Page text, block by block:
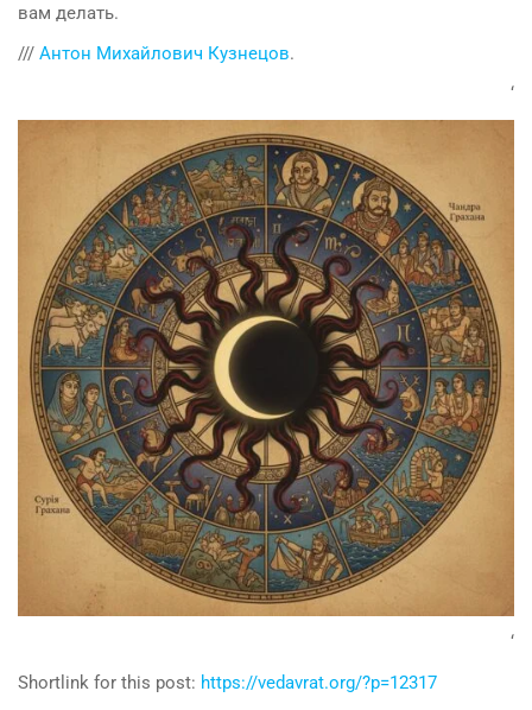
вам делать.
/// Антон Михайлович Кузнецов.
‘
‘
Shortlink for this post: https://vedavrat.org/?p=12317